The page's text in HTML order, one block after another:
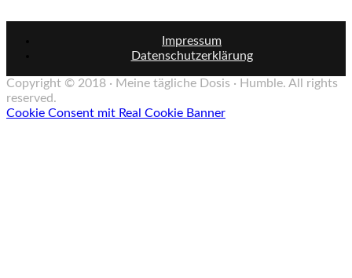
Impressum
Datenschutzerklärung
Copyright © 2018 · Meine tägliche Dosis · Humble. All rights
reserved.
Cookie Consent mit Real Cookie Banner